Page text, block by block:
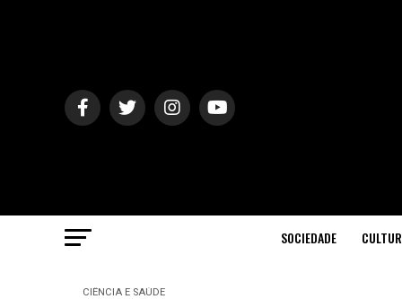
SOCIEDADE
CIÊNCIA E SAÚDE